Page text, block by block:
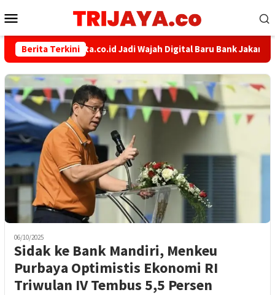
ke
Mobile
Berita Terkini
bankjakarta.co.id Jadi Wajah Digital Baru Bank Jakarta,
06/10/2025
Sidak ke Bank Mandiri, Menkeu
Purbaya Optimistis Ekonomi RI
Triwulan IV Tembus 5,5 Persen